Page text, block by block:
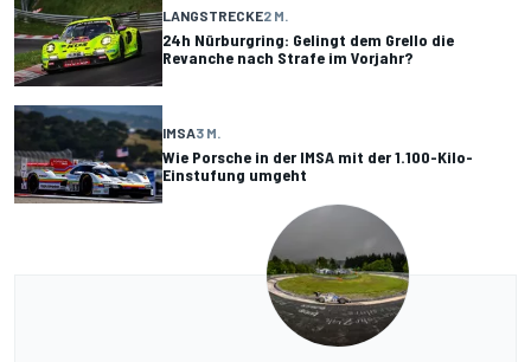
LANGSTRECKE2 M.
24h Nürburgring: Gelingt dem Grello die
Revanche nach Strafe im Vorjahr?
IMSA3 M.
Wie Porsche in der IMSA mit der 1.100-Kilo-
Einstufung umgeht